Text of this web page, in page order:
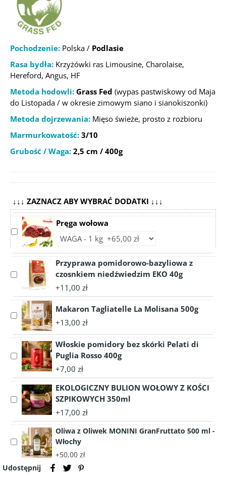
Pochodzenie: Polska / Podlasie
Rasa bydła: Krzyżówki ras Limousine, Charolaise,
Hereford, Angus, HF
Metoda hodowli: Grass Fed (wypas pastwiskowy od Maja
do Listopada / w okresie zimowym siano i sianokiszonki)
Metoda dojrzewania: Mięso świeże, prosto z rozbioru
Marmurkowatość: 3/10
Grubość / Waga: 2,5 cm / 400g
↓↓↓ ZAZNACZ ABY WYBRAĆ DODATKI ↓↓↓
Select
accessory
wołowa
Pręga wołowa
Choose
Pręga
wołowa
Select
accessory
pomidorowo-
bazyliowa
niedźwiedzim
EKO
40g
Przyprawa pomidorowo-bazyliowa z
czosnkiem niedźwiedzim EKO 40g
+11,00 zł
Select
accessory
Tagliatelle
La
Molisana
Makaron Tagliatelle La Molisana 500g
+13,00 zł
Select
accessory
pomidory
bez
skórki
di
Puglia
Rosso
Włoskie pomidory bez skórki Pelati di
Puglia Rosso 400g
+7,00 zł
Select
accessory
BULION
WOŁOWY
KOŚCI
SZPIKOWYCH
EKOLOGICZNY BULION WOŁOWY Z KOŚCI
SZPIKOWYCH 350ml
+17,00 zł
Select
accessory
Oliwa
z
Oliwa z Oliwek MONINI GranFruttato 500 ml -
Włochy
+50,00 zł
Udostępnij